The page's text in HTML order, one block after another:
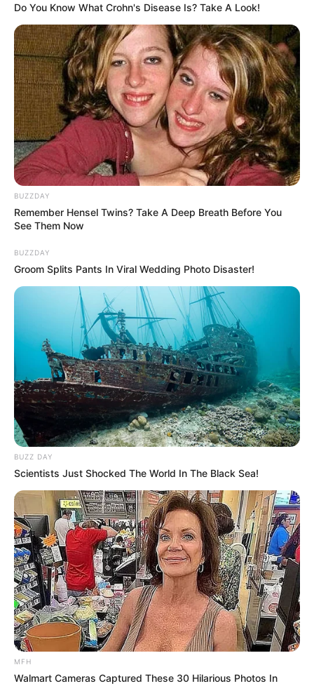
Do You Know What Crohn's Disease Is? Take A Look!
BUZZDAY
Remember Hensel Twins? Take A Deep Breath Before You
See Them Now
BUZZDAY
Groom Splits Pants In Viral Wedding Photo Disaster!
BUZZ DAY
Scientists Just Shocked The World In The Black Sea!
MFH
Walmart Cameras Captured These 30 Hilarious Photos In